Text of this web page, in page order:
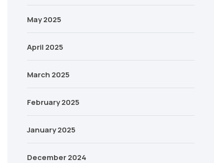
May 2025
April 2025
March 2025
February 2025
January 2025
December 2024